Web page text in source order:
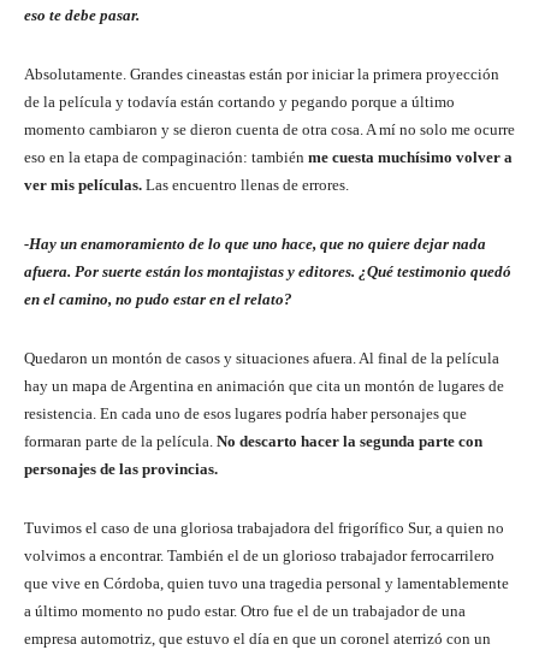
eso te debe pasar.
Absolutamente. Grandes cineastas están por iniciar la primera proyección
de la película y todavía están cortando y pegando porque a último
momento cambiaron y se dieron cuenta de otra cosa. A mí no solo me ocurre
eso en la etapa de compaginación: también me cuesta muchísimo volver a
ver mis películas. Las encuentro llenas de errores.
-Hay un enamoramiento de lo que uno hace, que no quiere dejar nada
afuera. Por suerte están los montajistas y editores. ¿Qué testimonio quedó
en el camino, no pudo estar en el relato?
Quedaron un montón de casos y situaciones afuera. Al final de la película
hay un mapa de Argentina en animación que cita un montón de lugares de
resistencia. En cada uno de esos lugares podría haber personajes que
formaran parte de la película. No descarto hacer la segunda parte con
personajes de las provincias.
Tuvimos el caso de una gloriosa trabajadora del frigorífico Sur, a quien no
volvimos a encontrar. También el de un glorioso trabajador ferrocarrilero
que vive en Córdoba, quien tuvo una tragedia personal y lamentablemente
a último momento no pudo estar. Otro fue el de un trabajador de una
empresa automotriz, que estuvo el día en que un coronel aterrizó con un